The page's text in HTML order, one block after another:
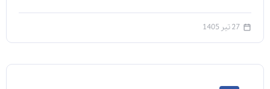
27 تیر 1405